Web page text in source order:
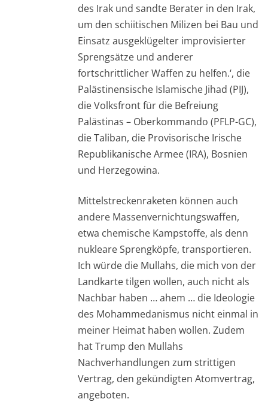
des Irak und sandte Berater in den Irak,
um den schiitischen Milizen bei Bau und
Einsatz ausgeklügelter improvisierter
Sprengsätze und anderer
fortschrittlicher Waffen zu helfen.‘, die
Palästinensische Islamische Jihad (PIJ),
die Volksfront für die Befreiung
Palästinas – Oberkommando (PFLP-GC),
die Taliban, die Provisorische Irische
Republikanische Armee (IRA), Bosnien
und Herzegowina.
Mittelstreckenraketen können auch
andere Massenvernichtungswaffen,
etwa chemische Kampstoffe, als denn
nukleare Sprengköpfe, transportieren.
Ich würde die Mullahs, die mich von der
Landkarte tilgen wollen, auch nicht als
Nachbar haben … ahem … die Ideologie
des Mohammedanismus nicht einmal in
meiner Heimat haben wollen. Zudem
hat Trump den Mullahs
Nachverhandlungen zum strittigen
Vertrag, den gekündigten Atomvertrag,
angeboten.